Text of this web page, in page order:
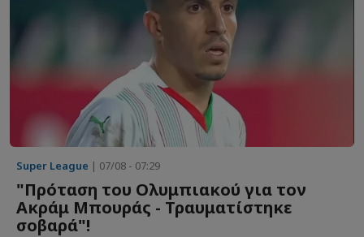
Super League | 07/08 - 07:29
"Πρόταση του Ολυμπιακού για τον
Ακράμ Μπουράς - Τραυματίστηκε
σοβαρά"!